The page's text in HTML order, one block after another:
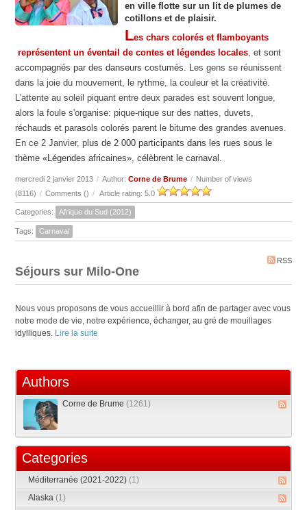
en ville flotte sur un lit de plumes de
cotillons et de plaisir.
Les chars colorés et flamboyants
représentent un éventail de contes et légendes locales, et sont
accompagnés par des danseurs costumés. Les gens se réunissent
dans la joie du mouvement, le rythme, la couleur et la créativité.
L'attente au soleil piquant entre deux parades est souvent longue,
alors la foule s'organise: pique-nique sur des nattes, duvets,
réchauds et parasols colorés parent le bitume des grandes avenues.
En ce 2 Janvier, p lus de 2 000 participants dans les rues sous le
thème «Légendes africaines», célèbrent le carnaval.
mercredi 2 janvier 2013 / Author:Corne de Brume / Number of views
(8116) / Comments () / Article rating: 5.0
Categories: Afrique du Sud (2012)
Tags: Carnaval
RSS
Séjours sur Milo-One
Nous vous proposons de vous accueillir à bord afin de partager avec vous
notre mode de vie, notre expérience, échanger, au gré de mouillages
idylliques. Lire la suite
Authors
Corne de Brume (1261)
Categories
Méditerranée (2021-2022) (1)
Alaska (1)